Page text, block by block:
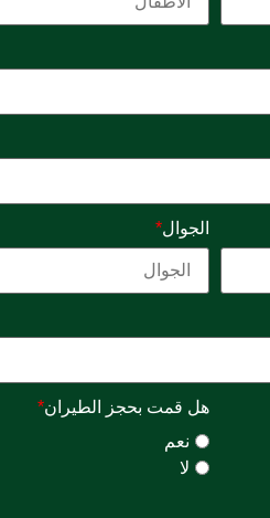
الجوال*
هل قمت بحجز الطيران*
نعم
لا